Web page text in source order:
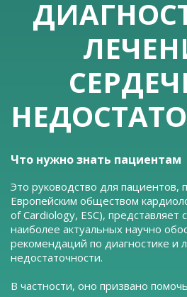
Что нужно знать пациентам
Это руководство для пациентов,
Европейским обществом
of Cardiology, ESC), представляет
наиболее актуальных научно
рекомендаций по диагностике и
недостаточности.
В частности, оно призвано